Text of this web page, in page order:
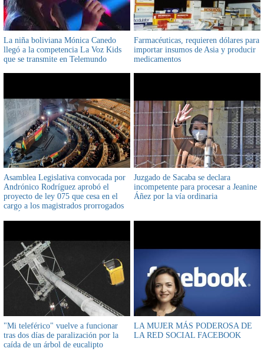
La niña boliviana Mónica Canedo
llegó a la competencia La Voz Kids
que se transmite en Telemundo
Farmacéuticas, requieren dólares para
importar insumos de Asia y producir
medicamentos
Asamblea Legislativa convocada por
Andrónico Rodríguez aprobó el
proyecto de ley 075 que cesa en el
cargo a los magistrados prorrogados
Juzgado de Sacaba se declara
incompetente para procesar a Jeanine
Áñez por la vía ordinaria
"Mi teleférico" vuelve a funcionar
tras dos días de paralización por la
caída de un árbol de eucalipto
LA MUJER MÁS PODEROSA DE
LA RED SOCIAL FACEBOOK